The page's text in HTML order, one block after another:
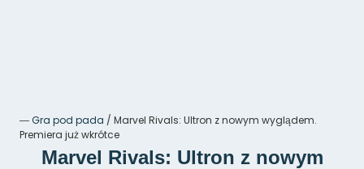
―Gra pod pada / Marvel Rivals: Ultron z nowym wyglądem.
Premiera już wkrótce
Marvel Rivals: Ultron z nowym